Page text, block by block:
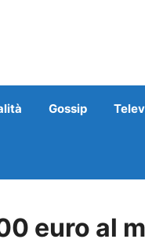
Gossip
euro al